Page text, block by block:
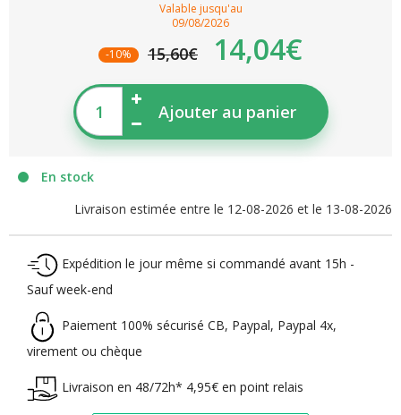
Valable jusqu'au
09/08/2026
-10% 15,60€ 14,04€
Ajouter au panier
En stock
Livraison estimée entre le 12-08-2026 et le 13-08-2026
Expédition le jour même si commandé avant 15h -
Sauf week-end
Paiement 100% sécurisé CB, Paypal, Paypal 4x,
virement ou chèque
Livraison en 48/72h* 4,95€ en point relais